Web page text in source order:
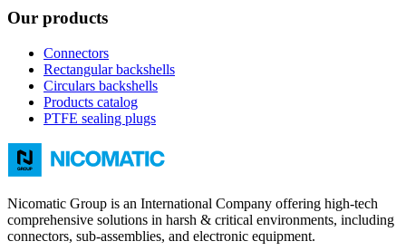
Our products
Connectors
Rectangular backshells
Circulars backshells
Products catalog
PTFE sealing plugs
Nicomatic Group is an International Company offering high-tech
comprehensive solutions in harsh & critical environments, including
connectors, sub-assemblies, and electronic equipment.